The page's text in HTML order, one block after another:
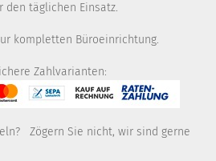
täglichen Einsatz.
kompletten Büroeinrichtung.
Zahlvarianten:
Zögern Sie nicht, wir sind gerne